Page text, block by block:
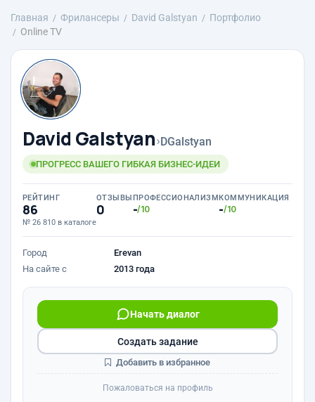
Главная Фрилансеры David Galstyan
Портфолио
Online TV
David Galstyan›DGalstyan
ПРОГРЕСС ВАШЕГО ГИБКАЯ БИЗНЕС-ИДЕИ
РЕЙТИНГ
86
№ 26 810 в каталоге
ОТЗЫВЫ
0
ПРОФЕССИОНАЛИЗМ
-/10
КОММУНИКАЦИЯ
-/10
Город
Erevan
На сайте с
2013 года
Начать диалог
Создать задание
Добавить в избранное
Пожаловаться на профиль